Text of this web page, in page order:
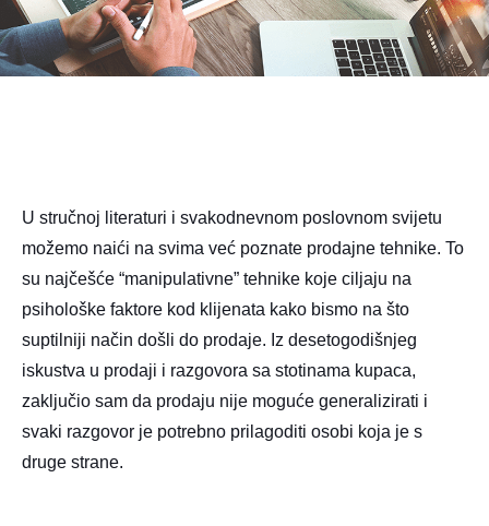
U stručnoj literaturi i svakodnevnom poslovnom svijetu
možemo naići na svima već poznate prodajne tehnike. To
su najčešće “manipulativne” tehnike koje ciljaju na
psihološke faktore kod klijenata kako bismo na što
suptilniji način došli do prodaje. Iz desetogodišnjeg
iskustva u prodaji i razgovora sa stotinama kupaca,
zaključio sam da prodaju nije moguće generalizirati i
svaki razgovor je potrebno prilagoditi osobi koja je s
druge strane.